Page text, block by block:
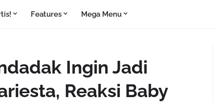
Features Mega Menu
Ingin Jadi
Reaksi Baby